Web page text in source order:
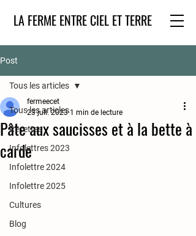
LA FERME ENTRE CIEL ET TERRE
Post
Tous les articles
Recettes
Infolettres 2023
Infolettre 2024
Infolettre 2025
Cultures
Blog
Tous les articles
Pâte aux saucisses et à la bette à
carde
fermeecet
23 juil. 2023 1 min de lecture